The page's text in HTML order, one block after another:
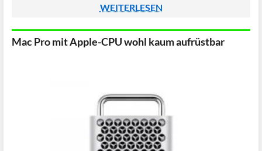
WEITERLESEN
Mac Pro mit Apple-CPU wohl kaum aufrüstbar